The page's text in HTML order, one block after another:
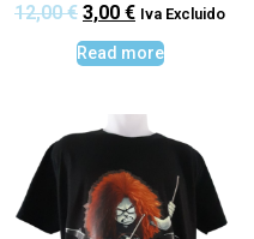
12,00€ 3,00 € Iva Excluido
Read more